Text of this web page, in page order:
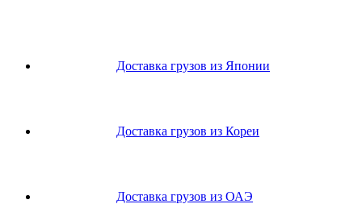
Доставка грузов из Японии
Доставка грузов из Кореи
Доставка грузов из ОАЭ